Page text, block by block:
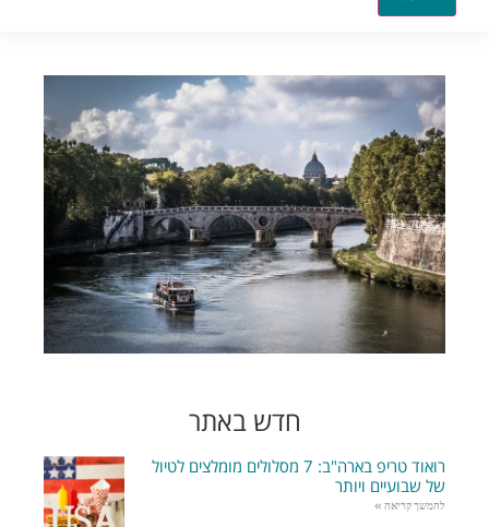
חדש באתר
רואוד טריפ בארה"ב: 7 מסלולים מומלצים לטיול
של שבועיים ויותר
להמשך קריאה »